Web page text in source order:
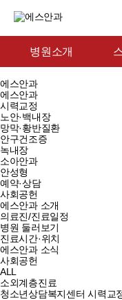
병원소개
에스안과
에스안과
시력교정
노안·백내장
망막·황반질환
안구건조증
녹내장
소아안과
안성형
예약·상담
사회공헌
에스안과 소개
의료진/진료일정
병원 둘러보기
진료시간·위치
에스안과 소식
사회공헌
ALL
소외계층진료
청소년상담복지센터 시력교